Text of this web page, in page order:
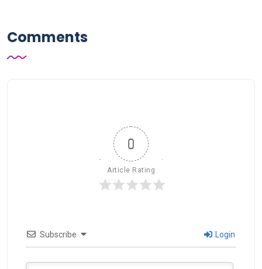
Comments
0
Article Rating
Subscribe Login